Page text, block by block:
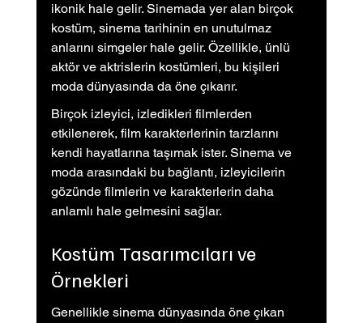
ikonik hale gelir. Sinemada yer alan birçok
kostüm, sinema tarihinin en unutulmaz
anlarını simgeler hale gelir. Özellikle, ünlü
aktör ve aktrislerin kostümleri, bu kişileri
moda dünyasında da öne çıkarır.
Birçok izleyici, izledikleri filmlerden
etkilenerek, film karakterlerinin tarzlarını
kendi hayatlarına taşımak ister. Sinema ve
moda arasındaki bu bağlantı, izleyicilerin
gözünde filmlerin ve karakterlerin daha
anlamlı hale gelmesini sağlar.
Kostüm Tasarımcıları ve
Örnekleri
Genellikle sinema dünyasında öne çıkan